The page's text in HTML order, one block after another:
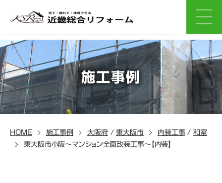
施工事例
HOME 施工事例 大阪府/東大阪市 内装工事/和室
東大阪市小阪～マンション全面改装工事～【内装】